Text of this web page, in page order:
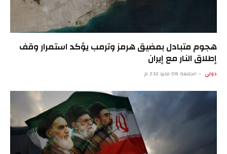
هجوم متبادل بمضيق هرمز وترمب يؤكد استمرار وقف
إطلاق النار مع إيران
دولي الجمعة 08 مايو 2:12 م